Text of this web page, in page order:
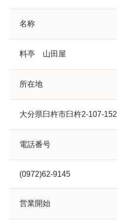
名称
料亭 山田屋
所在地
大分県臼杵市臼杵2-107-152
電話番号
(0972)62-9145
営業開始